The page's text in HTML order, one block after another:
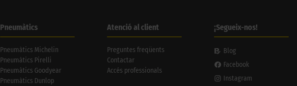
Pneumàtics
Pneumàtics Michelin
Pneumàtics Pirelli
Pneumàtics Goodyear
Pneumàtics Dunlop
Atenció al client
Preguntes freqüents
Contactar
Accés professionals
¡Segueix-nos!
Blog
Facebook
Instagram